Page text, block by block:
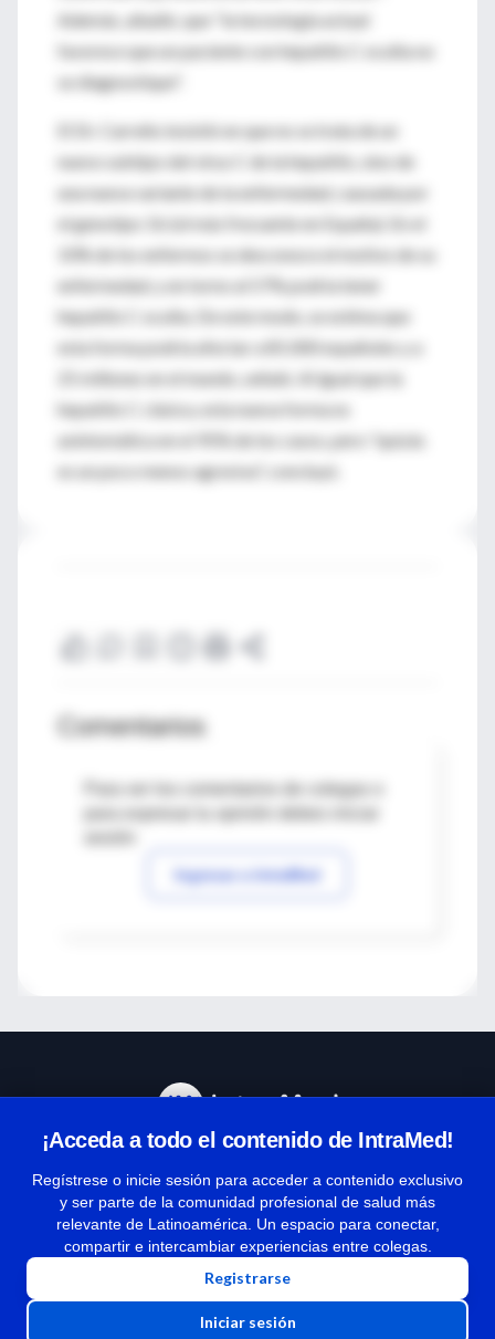
Además, añadió, que "la tecnología actual
favorece que un paciente con hepatitis C oculta no
se diagnostique".
El Dr. Carreño insistió en que no se trata de un
nuevo subtipo del virus C de la hepatitis, sino de
una nueva variante de la enfermedad, causada por
el genotipo 1b (el más frecuente en España). En el
10% de los enfermos se desconoce el motivo de su
enfermedad, y en torno al 57% podría tener
hepatitis C oculta. De este modo, se estima que
esta forma podría afectar a 85.000 españoles y a
25 millones en el mundo, señaló. Al igual que la
hepatitis C clásica, esta nueva forma es
asintomática en el 95% de los casos, pero "quizás
es un poco menos agresiva", concluyó.
Comentarios
Para ver los comentarios de colegas o
Ingresar a IntraMed
¡Acceda a todo el contenido de IntraMed!
Regístrese o inicie sesión para acceder a contenido exclusivo
y ser parte de la comunidad profesional de salud más
relevante de Latinoamérica. Un espacio para conectar,
compartir e intercambiar experiencias entre colegas.
Registrarse
Iniciar sesión
Términos y condiciones
| Políticas de privacidad
| Todos los derechos reservados | Copyright 1997-2026